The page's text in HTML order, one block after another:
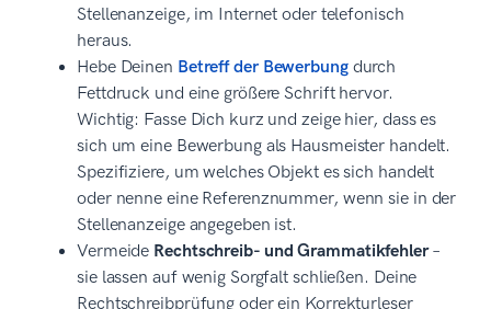
Stellenanzeige, im Internet oder telefonisch
heraus.
Hebe Deinen Betreff der Bewerbungdurch
Fettdruck und eine größere Schrift hervor.
Wichtig: Fasse Dich kurz und zeige hier, dass es
sich um eine Bewerbung als Hausmeister handelt.
Spezifiziere, um welches Objekt es sich handelt
oder nenne eine Referenznummer, wenn sie in der
Stellenanzeige angegeben ist.
Vermeide Rechtschreib- und Grammatikfehler–
sie lassen auf wenig Sorgfalt schließen. Deine
Rechtschreibprüfung oder ein Korrekturleser